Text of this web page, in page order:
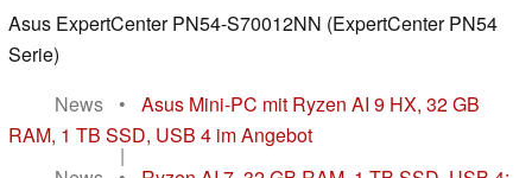
Asus ExpertCenter PN54-S70012NN (ExpertCenter PN54
Serie)
News
•
Asus Mini-PC mit Ryzen AI 9 HX, 32 GB
RAM, 1 TB SSD, USB 4 im Angebot
|